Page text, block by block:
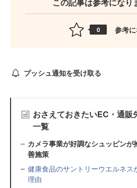
この記事は参考になり
0 参考
プッシュ通知を受け取る
おさえておきたいEC・通販
一覧
カメラ事業が好調なシュッピンが
善施策
健康食品のサントリーウエルネス
理由